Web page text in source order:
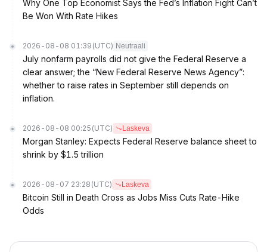
Why One Top Economist Says the Fed’s Inflation Fight Can’t
Be Won With Rate Hikes
2026-08-08 01:39 (UTC) Neutraali
July nonfarm payrolls did not give the Federal Reserve a
clear answer; the “New Federal Reserve News Agency”:
whether to raise rates in September still depends on
inflation.
2026-08-08 00:25 (UTC) Laskeva
Morgan Stanley: Expects Federal Reserve balance sheet to
shrink by $1.5 trillion
2026-08-07 23:28 (UTC) Laskeva
Bitcoin Still in Death Cross as Jobs Miss Cuts Rate-Hike
Odds